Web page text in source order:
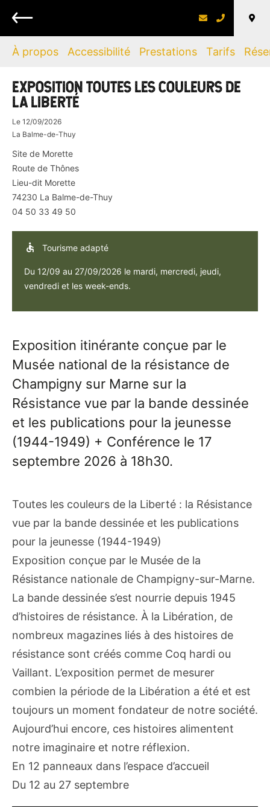
Retour
À propos Accessibilité Prestations Tarifs
EXPOSITION TOUTES LES COULEURS DE
LA LIBERTÉ
Le 12/09/2026
La Balme-de-Thuy
Site de Morette
Route de Thônes
Lieu-dit Morette
74230 La Balme-de-Thuy
04 50 33 49 50
Tourisme adapté
Du 12/09 au 27/09/2026 le mardi, mercredi, jeudi,
vendredi et les week-ends.
Exposition itinérante conçue par le
Musée national de la résistance de
Champigny sur Marne sur la
Résistance vue par la bande dessinée
et les publications pour la jeunesse
(1944-1949) + Conférence le 17
septembre 2026 à 18h30.
Toutes les couleurs de la Liberté : la Résistance
vue par la bande dessinée et les publications
pour la jeunesse (1944-1949)
Exposition conçue par le Musée de la
Résistance nationale de Champigny-sur-Marne.
La bande dessinée s’est nourrie depuis 1945
d’histoires de résistance. À la Libération, de
nombreux magazines liés à des histoires de
résistance sont créés comme Coq hardi ou
Vaillant. L’exposition permet de mesurer
combien la période de la Libération a été et est
toujours un moment fondateur de notre société.
Aujourd’hui encore, ces histoires alimentent
notre imaginaire et notre réflexion.
En 12 panneaux dans l’espace d’accueil
Du 12 au 27 septembre